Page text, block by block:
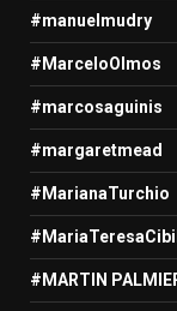
#manuelmudry
#MarceloOlmos
#marcosaguinis
#margaretmead
#MarianaTurchio
#MARTIN